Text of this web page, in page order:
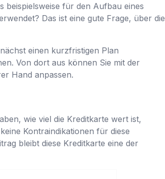
beispielsweise für den Aufbau eines
Das ist eine gute Frage, über die
einen kurzfristigen Plan
Von dort aus können Sie mit der
Hand anpassen.
wie viel die Kreditkarte wert ist,
Kontraindikationen für diese
bleibt diese Kreditkarte eine der